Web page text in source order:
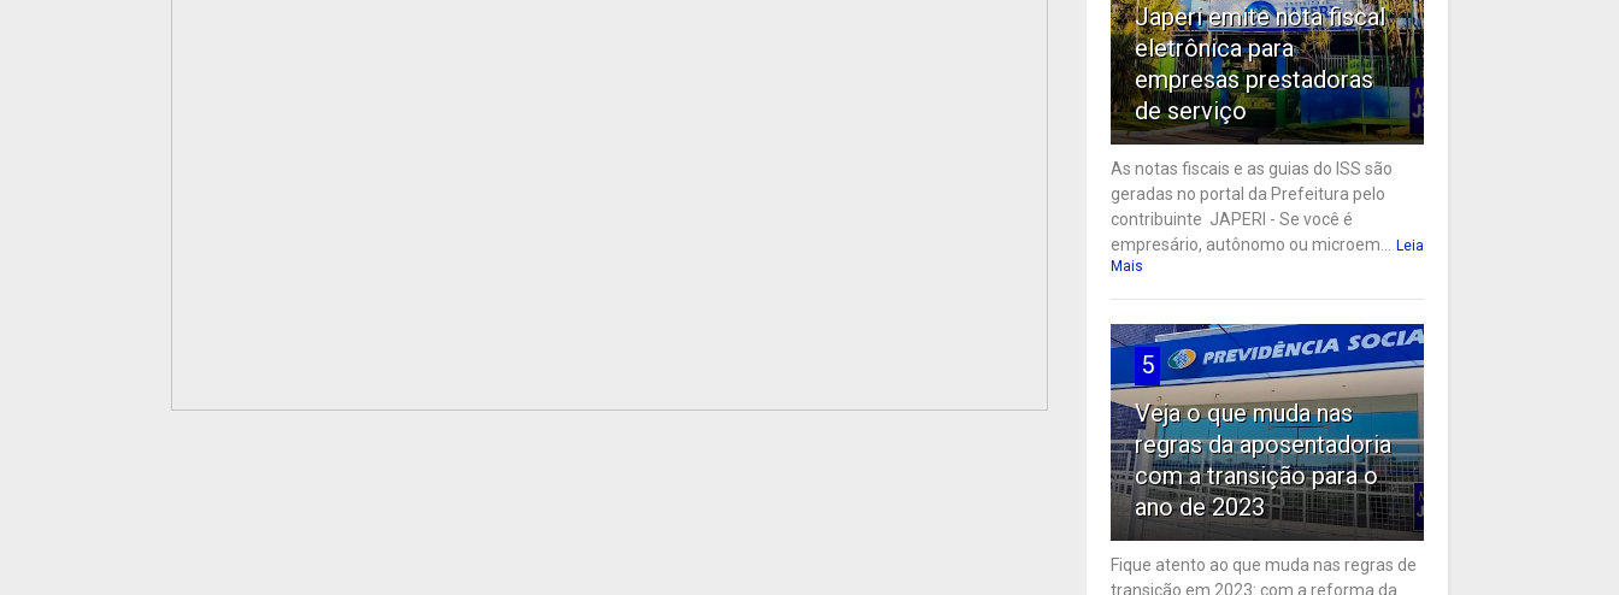
Japeri emite nota fiscal
eletrônica para
empresas prestadoras
de serviço
As notas fiscais e as guias do ISS são
geradas no portal da Prefeitura pelo
contribuinte JAPERI - Se você é
empresário, autônomo ou microem...
Leia
Mais
5
Veja o que muda nas
regras da aposentadoria
com a transição para o
ano de 2023
Fique atento ao que muda nas regras de
transição em 2023: com a reforma da